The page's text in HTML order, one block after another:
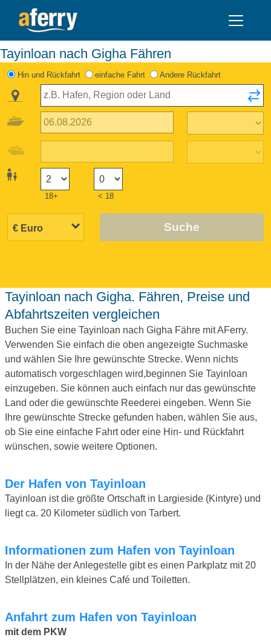
Tayinloan nach Gigha Fähren
Hin und Rückfahrt einfache Fahrt Andere Rückfahrt
18+ < 18
Suche
Tayinloan nach Gigha. Fähren, Preise und
Abfahrtszeiten vergleichen
Buchen Sie eine Tayinloan nach Gigha Fähre mit AFerry.
Verwenden Sie einfach die oben angezeigte Suchmaske
und wählen Sie Ihre gewünschte Strecke. Wenn nichts
automatisch vorgeschlagen wird,beginnen Sie Tayinloan
einzugeben. Sie können auch einfach nur das gewünschte
Land oder die gewünschte Reederei eingeben. Wenn Sie
Ihre gewünschte Strecke gefunden haben, wählen Sie aus,
ob Sie eine einfache Fahrt oder eine Hin- und Rückfahrt
wünschen, sowie weitere Optionen.
Der Hafen von Tayinloan
Tayinloan ist die größte Ortschaft in Largieside (Kintyre) und
liegt ca. 20 Kilometer südlich von Tarbert.
Informationen zum Hafen von Tayinloan
In der Nähe der Anlegestelle gibt es einen Parkplatz mit 20
Stellplätzen, ein kleines Café und Toiletten.
Anfahrt zum Hafen von Tayinloan
mit dem PKW